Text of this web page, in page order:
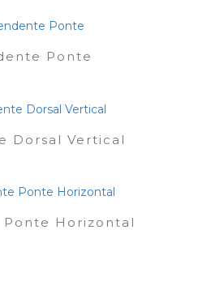
Ponte
Dorsal Vertical
Ponte Horizontal